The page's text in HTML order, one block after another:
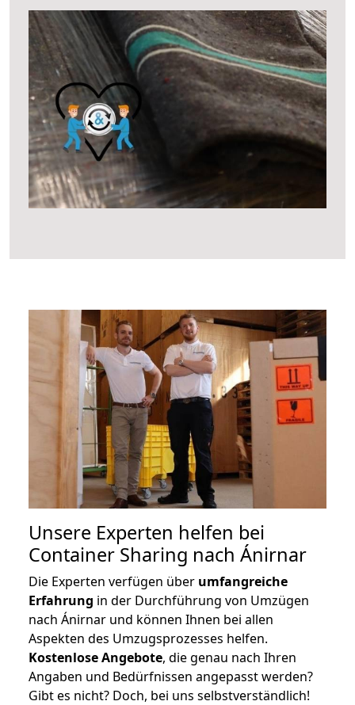
Unsere Experten helfen bei
Container Sharing nach Ánirnar
Die Experten verfügen über umfangreiche
Erfahrung in der Durchführung von Umzügen
nach Ánirnar und können Ihnen bei allen
Aspekten des Umzugsprozesses helfen.
Kostenlose Angebote, die genau nach Ihren
Angaben und Bedürfnissen angepasst werden?
Gibt es nicht? Doch, bei uns selbstverständlich!